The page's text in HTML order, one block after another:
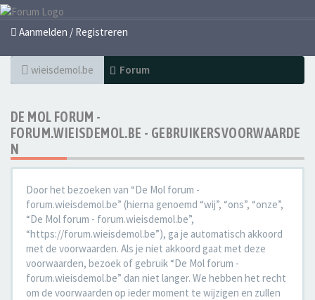
Aanmelden / Registreren
wieisdemol.be Forum
DE MOL FORUM -
FORUM.WIEISDEMOL.BE - GEBRUIKERSVOORWAARDE
N
Door het bezoeken van “De Mol forum -
forum.wieisdemol.be” (hierna genoemd “wij”, “ons”, “onze”,
“De Mol forum - forum.wieisdemol.be”,
“https://forum.wieisdemol.be”), ga je automatisch akkoord
met de voorwaarden. Als je niet akkoord gaat met deze
voorwaarden, bezoek of gebruik “De Mol forum -
forum.wieisdemol.be” dan niet langer. We hebben het recht
om de voorwaarden op ieder moment te wijzigen en zullen